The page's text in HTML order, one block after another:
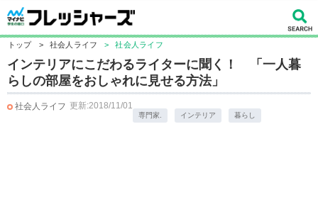
トップ > 社会人ライフ > 社会人ライフ
インテリアにこだわるライターに聞く！ 「一人暮
らしの部屋をおしゃれに見せる方法」
社会人ライフ 更新:2018/11/01
専門家. インテリア 暮らし